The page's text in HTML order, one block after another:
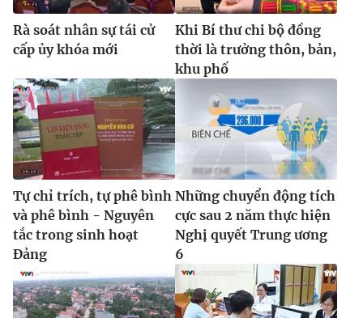
Rà soát nhân sự tái cử
cấp ủy khóa mới
Khi Bí thư chi bộ đồng
thời là trưởng thôn, bản,
khu phố
Tự chỉ trích, tự phê bình
và phê bình - Nguyên
tắc trong sinh hoạt
Đảng
Những chuyển động tích
cực sau 2 năm thực hiện
Nghị quyết Trung ương
6